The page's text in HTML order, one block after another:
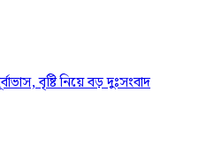
বৃষ্টি নিয়ে বড় দুঃসংবাদ